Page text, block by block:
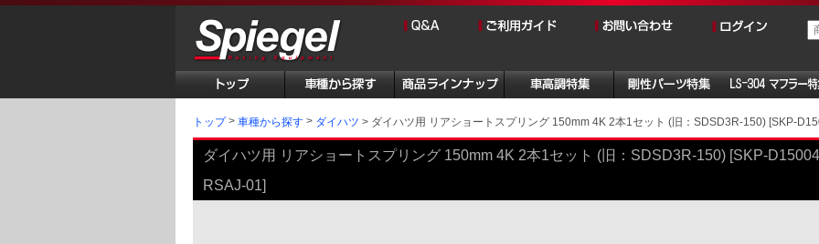
トップ 車種から探す ダイハツ ダイハツ用 リアショートスプリング 150mm 4K 2本1セット (旧：SDSD3R-150) [SKP-
ダイハツ用 リアショートスプリング 150mm 4K 2本1セット (旧：SDSD3R-150) [SKP-
RSAJ-01]